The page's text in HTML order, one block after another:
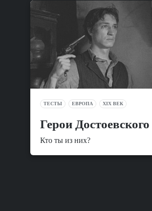
ТЕСТЫ ЕВРОПА XIX ВЕК
Герои Достоевского
Кто ты из них?